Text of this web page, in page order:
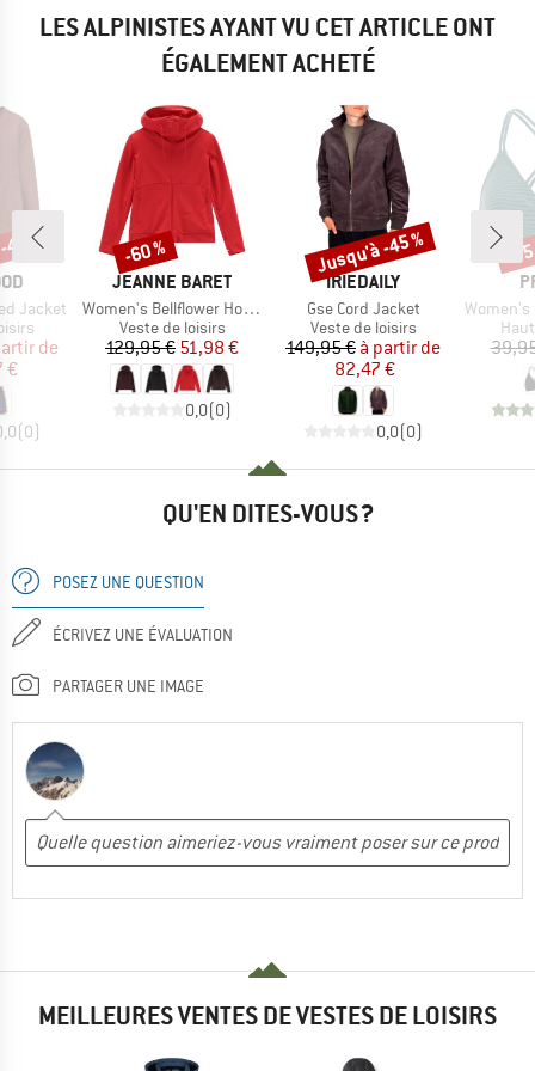
LES ALPINISTES AYANT VU CET ARTICLE ONT
ÉGALEMENT ACHETÉ
Jacket
réduit
de
€
(0)
%
MARQUE
JEANNE BARET
Article
Women's Bellflower Hood Jacket
Product group
Veste de loisirs
Prix
129,95 €Prix réduit
51,98 €
0,0(0)
Remise
-60 %
MARQUE
IRIEDAILY
Article
Gse Cord Jacket
Product group
Veste de loisirs
Prix
149,95 € Prix réduit
à partir de
82,47 €
0,0(0)
Remise
Jusqu'à -45 %
Article
Women's
-
QU'EN DITES-VOUS ?
POSEZ UNE QUESTION
ÉCRIVEZ UNE ÉVALUATION
PARTAGER UNE IMAGE
MEILLEURES VENTES DE VESTES DE LOISIRS